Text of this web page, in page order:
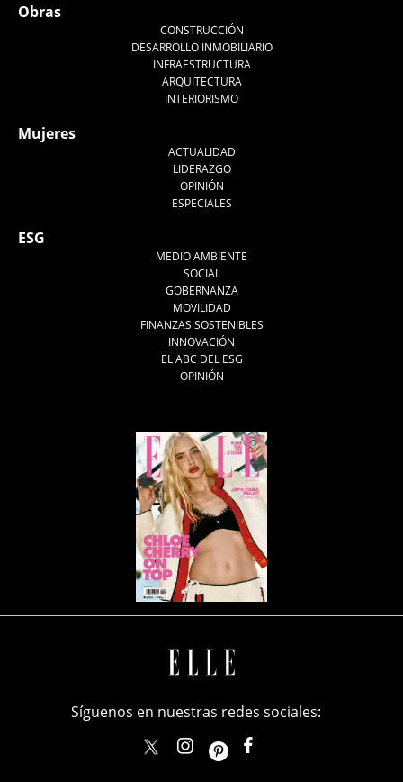
Obras
CONSTRUCCIÓN
DESARROLLO INMOBILIARIO
INFRAESTRUCTURA
ARQUITECTURA
INTERIORISMO
Mujeres
ACTUALIDAD
LIDERAZGO
OPINIÓN
ESPECIALES
ESG
MEDIO AMBIENTE
SOCIAL
GOBERNANZA
MOVILIDAD
FINANZAS SOSTENIBLES
INNOVACIÓN
EL ABC DEL ESG
OPINIÓN
Síguenos en nuestras redes sociales:
elle_mexicoellemexico